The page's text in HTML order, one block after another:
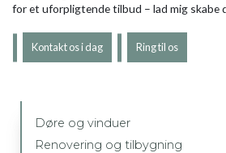
for et uforpligtende tilbud – lad mig skabe
Kontakt os i dag Ring til os
Primær
navigation
Døre og vinduer
Renovering og tilbygning